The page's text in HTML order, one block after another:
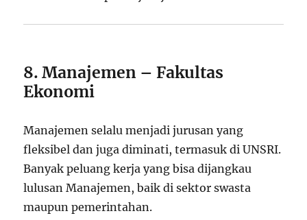
8. Manajemen – Fakultas
Ekonomi
Manajemen selalu menjadi jurusan yang
fleksibel dan juga diminati, termasuk di UNSRI.
Banyak peluang kerja yang bisa dijangkau
lulusan Manajemen, baik di sektor swasta
maupun pemerintahan.